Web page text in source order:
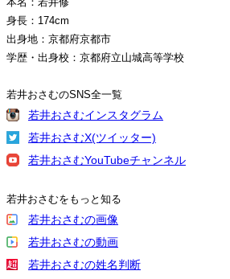
身長：174cm
出身地：京都府京都市
学歴・出身校：京都府立山城高等学校
若井おさむのSNS全一覧
若井おさむインスタグラム
若井おさむX(ツイッター)
若井おさむYouTubeチャンネル
若井おさむをもっと知る
若井おさむの画像
若井おさむの動画
若井おさむの姓名判断